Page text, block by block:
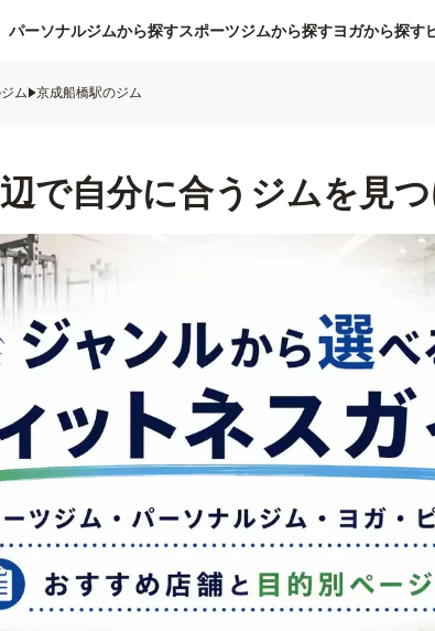
パーソナルジムから探すスポーツジムから探すヨガから探す
ム 京成船橋駅のジム
で自分に合うジムを見